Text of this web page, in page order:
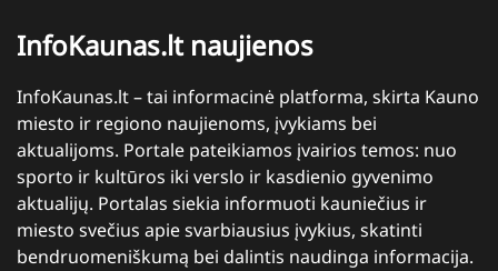
InfoKaunas.lt naujienos
InfoKaunas.lt – tai informacinė platforma, skirta Kauno
miesto ir regiono naujienoms, įvykiams bei
aktualijoms. Portale pateikiamos įvairios temos: nuo
sporto ir kultūros iki verslo ir kasdienio gyvenimo
aktualijų. Portalas siekia informuoti kauniečius ir
miesto svečius apie svarbiausius įvykius, skatinti
bendruomeniškumą bei dalintis naudinga informacija.